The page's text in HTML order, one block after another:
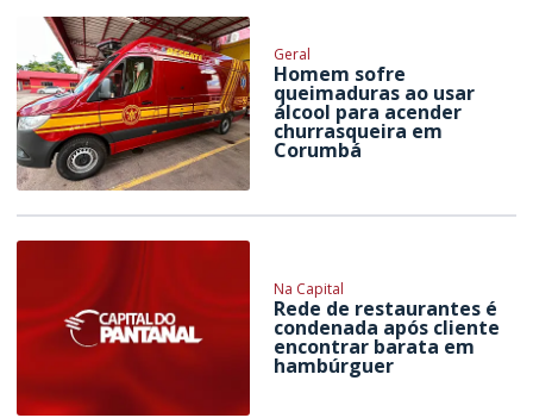
Geral
Homem sofre
queimaduras ao usar
álcool para acender
churrasqueira em
Corumbá
Na Capital
Rede de restaurantes é
condenada após cliente
encontrar barata em
hambúrguer